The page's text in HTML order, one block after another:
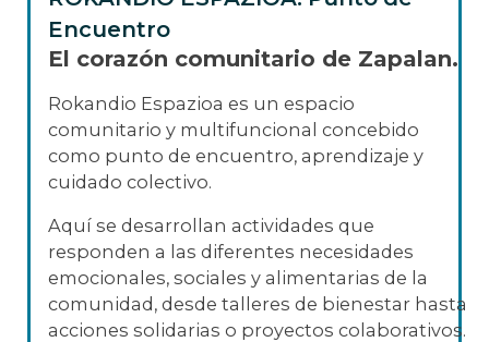
Encuentro
El corazón comunitario de Zapalan.
Rokandio Espazioa es un espacio
comunitario y multifuncional concebido
como punto de encuentro, aprendizaje y
cuidado colectivo.
Aquí se desarrollan actividades que
responden a las diferentes necesidades
emocionales, sociales y alimentarias de la
comunidad, desde talleres de bienestar hasta
acciones solidarias o proyectos colaborativos.